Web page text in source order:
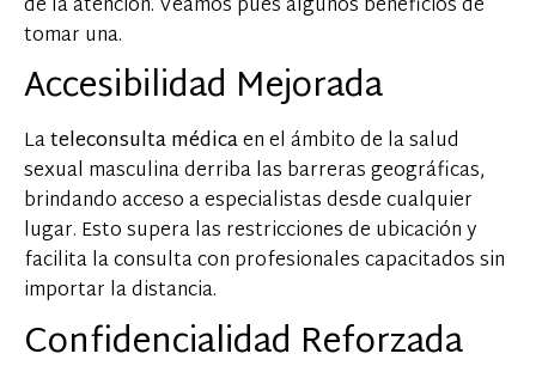
tomar una.
Accesibilidad Mejorada
Lateleconsulta médicaen el ámbito de la salud
sexual masculina derriba las barreras geográficas,
brindando acceso a especialistas desde cualquier
lugar. Esto supera las restricciones de ubicación y
facilita la consulta con profesionales capacitados sin
importar la distancia.
Confidencialidad Reforzada